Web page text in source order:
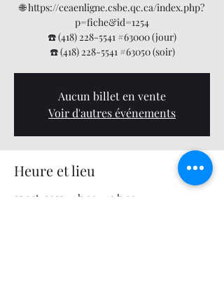
🌐 https://ceaenligne.csbe.qc.ca/index.php?
p=fiche&id=1254
☎️ (418) 228-5541 #63000 (jour)
☎️ (418) 228-5541 #63050 (soir)
Aucun billet en vente
Voir d'autres événements
Heure et lieu
25 oct. 2023, 11 h 00 – 12 h 00